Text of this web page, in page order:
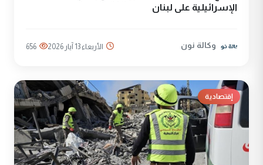
الإسرائيلية على لبنان
وكالة نون الأربعاء 13 آيار 2026 656
إقتصادية